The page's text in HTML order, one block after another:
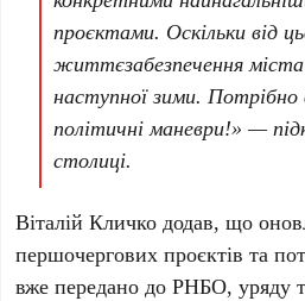
проєктами. Оскільки від
життєзабезпечення
наступної зими. Потрібно
політичні маневри!» —
столиці.
Віталій Кличко додав, що
першочергових проєктів та
вже передано до РНБО, уряду